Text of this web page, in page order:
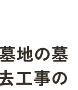
地の墓
工事の